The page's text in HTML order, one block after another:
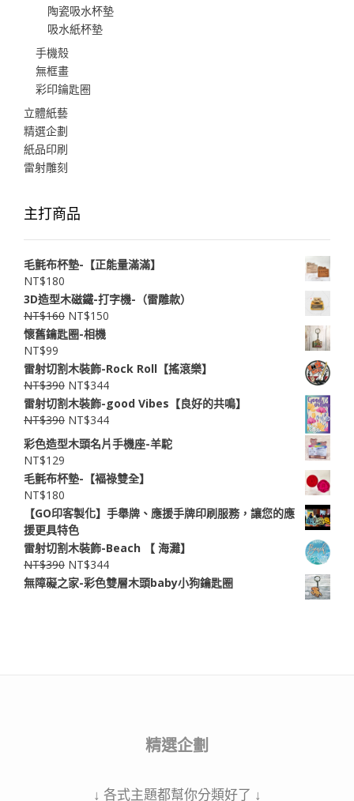
陶瓷吸水杯墊
吸水紙杯墊
手機殼
無框畫
彩印鑰匙圈
立體紙藝
精選企劃
紙品印刷
雷射雕刻
主打商品
毛氈布杯墊-【正能量滿滿】
NT$180
3D造型木磁鐵-打字機-（雷雕款）
NT$160 NT$150
懷舊鑰匙圈-相機
NT$99
雷射切割木裝飾-Rock Roll【搖滾樂】
NT$390 NT$344
雷射切割木裝飾-good Vibes【良好的共鳴】
NT$390 NT$344
彩色造型木頭名片手機座-羊駝
NT$129
毛氈布杯墊-【褔祿雙全】
NT$180
【GO印客製化】手舉牌、應援手牌印刷服務，讓您的應
援更具特色
雷射切割木裝飾-Beach 【 ​海灘】
NT$390 NT$344
無障礙之家-彩色雙層木頭baby小狗鑰匙圈
精選企劃
↓ 各式主題都幫你分類好了 ↓